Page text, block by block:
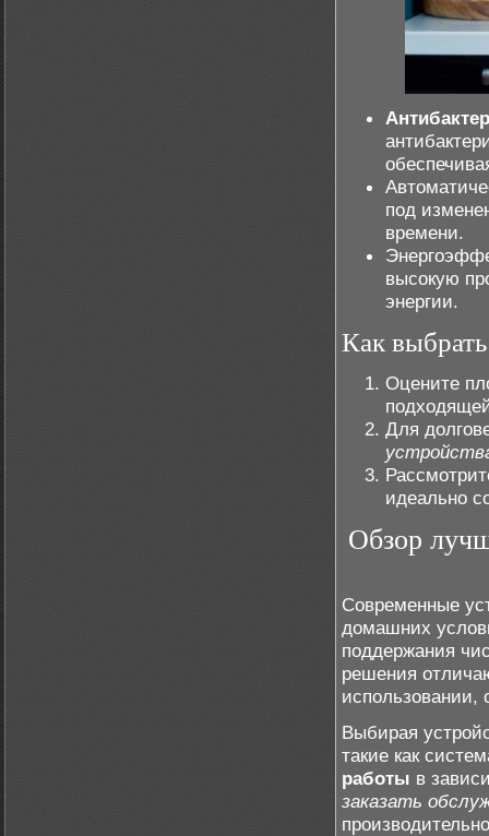
под
времени.
высокую
энергии.
Как
Оцените
Для
идеально
Обзор
Современные
домашних
поддержания
решения
использовании,
Выбирая
такие как
работы в
заказать